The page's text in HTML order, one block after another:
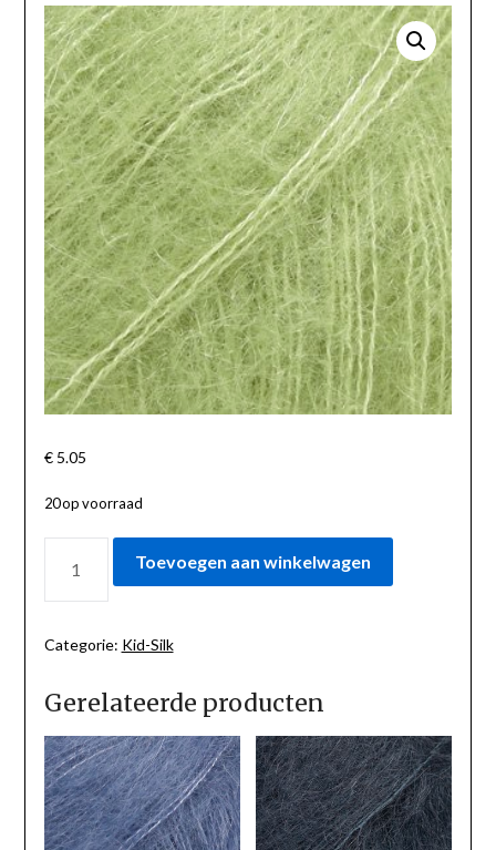
€5.05
20 op voorraad
SILK
AANTAL
Toevoegen aan winkelwagen
Categorie: Kid-Silk
Gerelateerde producten